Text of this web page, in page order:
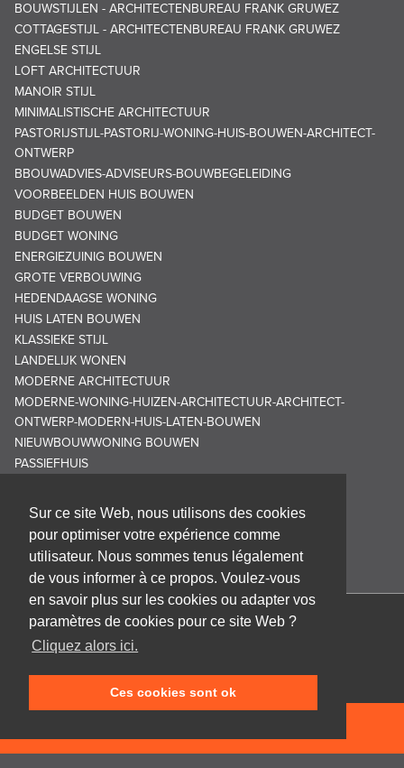
Sur ce site Web, nous utilisons des cookies
pour optimiser votre expérience comme
utilisateur. Nous sommes tenus légalement
de vous informer à ce propos. Voulez-vous
en savoir plus sur les cookies ou adapter vos
paramètres de cookies pour ce site Web ?
Cliquez alors ici.
Ces cookies sont ok
BOUWSTIJLEN - ARCHITECTENBUREAU FRANK GRUWEZ
COTTAGESTIJL - ARCHITECTENBUREAU FRANK GRUWEZ
ENGELSE STIJL
LOFT ARCHITECTUUR
MANOIR STIJL
MINIMALISTISCHE ARCHITECTUUR
PASTORIJSTIJL-PASTORIJ-WONING-HUIS-BOUWEN-ARCHITECT-
ONTWERP
BBOUWADVIES-ADVISEURS-BOUWBEGELEIDING
VOORBEELDEN HUIS BOUWEN
BUDGET BOUWEN
BUDGET WONING
ENERGIEZUINIG BOUWEN
GROTE VERBOUWING
HEDENDAAGSE WONING
HUIS LATEN BOUWEN
KLASSIEKE STIJL
LANDELIJK WONEN
MODERNE ARCHITECTUUR
MODERNE-WONING-HUIZEN-ARCHITECTUUR-ARCHITECT-
ONTWERP-MODERN-HUIS-LATEN-BOUWEN
NIEUWBOUWWONING BOUWEN
PASSIEFHUIS
Cabinet d'architecture Frank GRUWEZ bvba
9700 Oudenaarde
T +32 (0)55 45 53 63
Speldenstraat 10